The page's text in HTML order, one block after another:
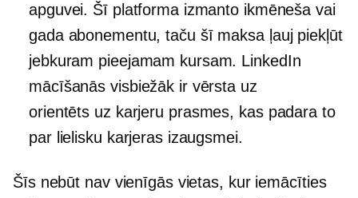
apguvei. Šī platforma izmanto ikmēneša vai
gada abonementu, taču šī maksa ļauj piekļūt
jebkuram pieejamam kursam. LinkedIn
mācīšanās visbiežāk ir vērsta uz
orientēts uz karjeru prasmes, kas padara to
par lielisku karjeras izaugsmei.
Šīs nebūt nav vienīgās vietas, kur iemācīties